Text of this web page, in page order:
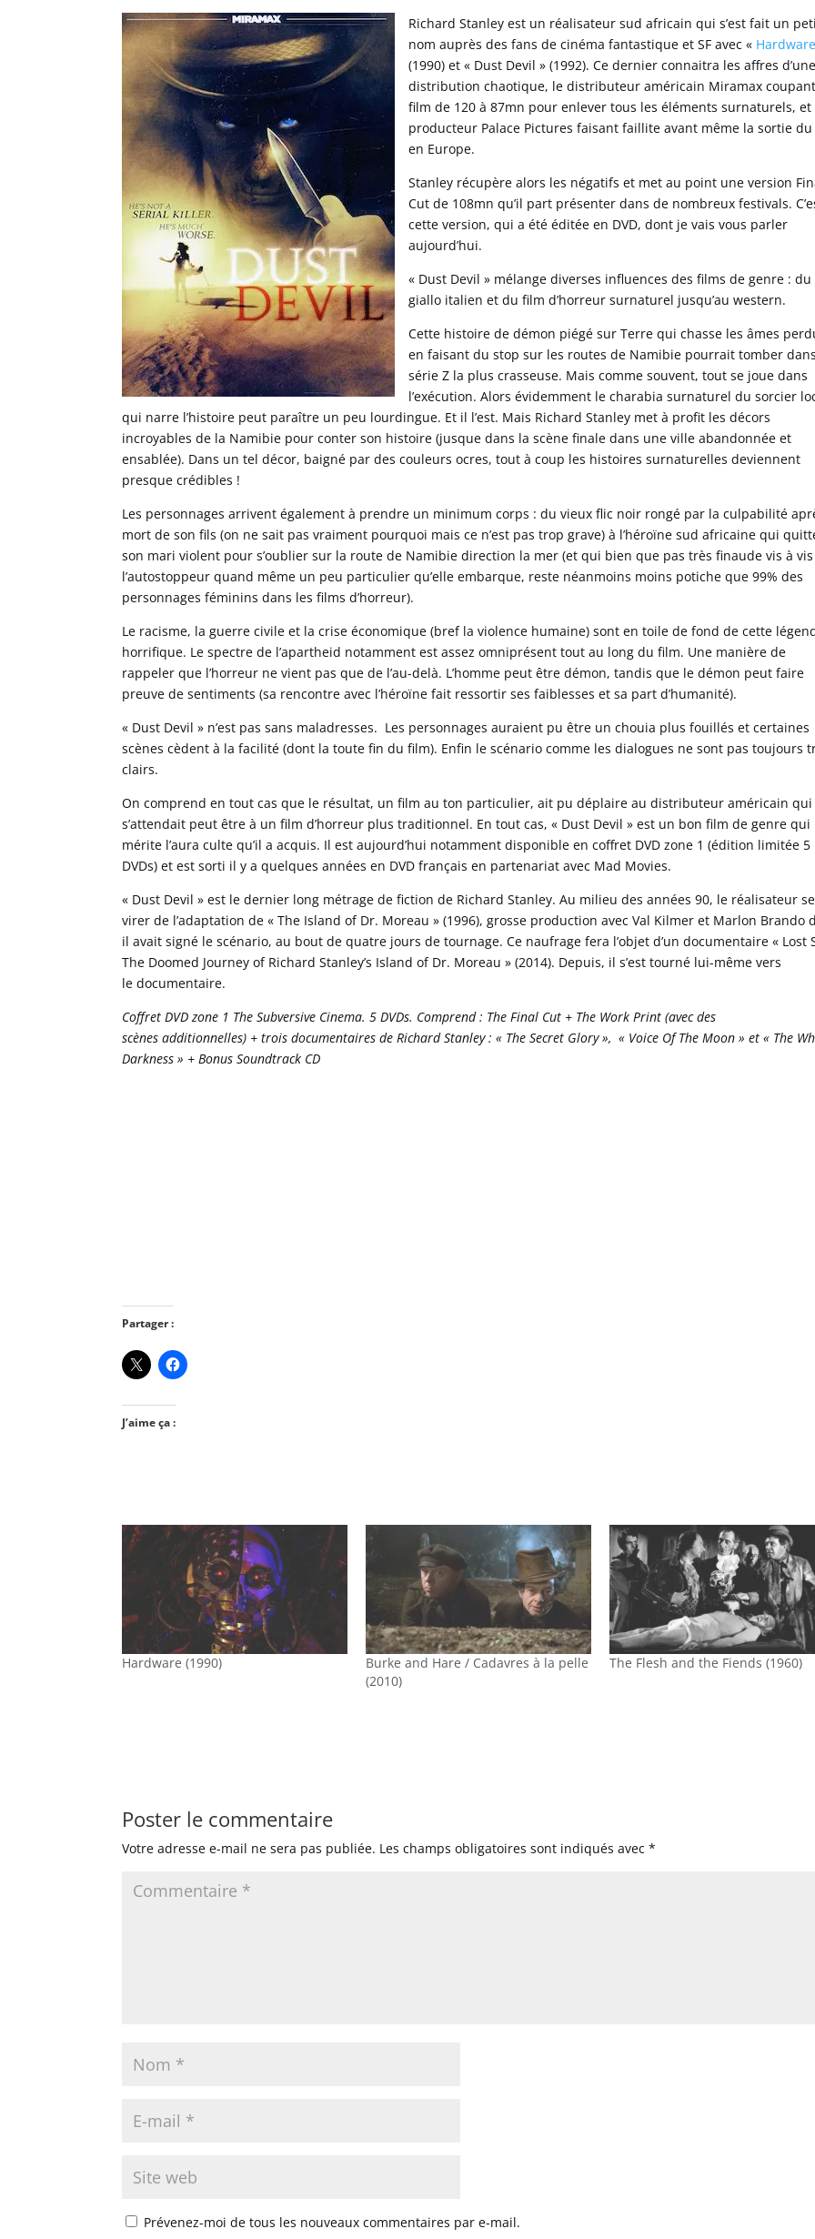
Richard Stanley est un réalisateur sud africain qui s’est fait un
nom auprès des fans de cinéma fantastique et SF avec «
(1990) et « Dust Devil » (1992). Ce dernier connaitra les affres
distribution chaotique, le distributeur américain Miramax
film de 120 à 87mn pour enlever tous les éléments surnaturels, et
producteur Palace Pictures faisant faillite avant même la sortie
en Europe.
Stanley récupère alors les négatifs et met au point une version
Cut de 108mn qu’il part présenter dans de nombreux festivals.
cette version, qui a été éditée en DVD, dont je vais vous parler
aujourd’hui.
« Dust Devil » mélange diverses influences des films de genre : du
giallo italien et du film d’horreur surnaturel jusqu’au western.
Cette histoire de démon piégé sur Terre qui chasse les âmes
en faisant du stop sur les routes de Namibie pourrait tomber
série Z la plus crasseuse. Mais comme souvent, tout se joue dans
l’exécution. Alors évidemment le charabia surnaturel du sorcier
qui narre l’histoire peut paraître un peu lourdingue. Et il l’est. Mais Richard Stanley met à profit les décors
incroyables de la Namibie pour conter son histoire (jusque dans la scène finale dans une ville abandonnée et
ensablée). Dans un tel décor, baigné par des couleurs ocres, tout à coup les histoires surnaturelles deviennent
presque crédibles !
Les personnages arrivent également à prendre un minimum corps : du vieux flic noir rongé par la culpabilité
mort de son fils (on ne sait pas vraiment pourquoi mais ce n’est pas trop grave) à l’héroïne sud africaine qui
son mari violent pour s’oublier sur la route de Namibie direction la mer (et qui bien que pas très finaude vis à
l’autostoppeur quand même un peu particulier qu’elle embarque, reste néanmoins moins potiche que 99% des
personnages féminins dans les films d’horreur).
Le racisme, la guerre civile et la crise économique (bref la violence humaine) sont en toile de fond de cette
horrifique. Le spectre de l’apartheid notamment est assez omniprésent tout au long du film. Une manière de
rappeler que l’horreur ne vient pas que de l’au-delà. L’homme peut être démon, tandis que le démon peut faire
preuve de sentiments (sa rencontre avec l’héroïne fait ressortir ses faiblesses et sa part d’humanité).
« Dust Devil » n’est pas sans maladresses. Les personnages auraient pu être un chouia plus fouillés et certaines
scènes cèdent à la facilité (dont la toute fin du film). Enfin le scénario comme les dialogues ne sont pas toujours
clairs.
On comprend en tout cas que le résultat, un film au ton particulier, ait pu déplaire au distributeur américain qui
s’attendait peut être à un film d’horreur plus traditionnel. En tout cas, « Dust Devil » est un bon film de genre qui
mérite l’aura culte qu’il a acquis. Il est aujourd’hui notamment disponible en coffret DVD zone 1 (édition limitée 5
DVDs) et est sorti il y a quelques années en DVD français en partenariat avec Mad Movies.
« Dust Devil » est le dernier long métrage de fiction de Richard Stanley. Au milieu des années 90, le réalisateur
virer de l’adaptation de « The Island of Dr. Moreau » (1996), grosse production avec Val Kilmer et Marlon Brando
il avait signé le scénario, au bout de quatre jours de tournage. Ce naufrage fera l’objet d’un documentaire « Lost
The Doomed Journey of Richard Stanley’s Island of Dr. Moreau » (2014). Depuis, il s’est tourné lui-même vers
le documentaire.
Coffret DVD zone 1 The Subversive Cinema. 5 DVDs. Comprend : The Final Cut + The Work Print (avec des
scènes additionnelles) + trois documentaires de Richard Stanley : « The Secret Glory », « Voice Of The Moon » et « The
Darkness » + Bonus Soundtrack CD
Partager :
J’aime ça :
Hardware (1990)
Burke and Hare / Cadavres à la pelle
(2010)
The Flesh and the Fiends (1960)
Poster le commentaire
Votre adresse e-mail ne sera pas publiée. Les champs obligatoires sont indiqués avec*
Prévenez-moi de tous les nouveaux commentaires par e-mail.